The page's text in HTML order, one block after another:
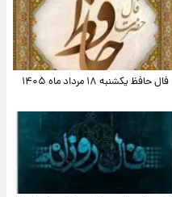
فال حافظ یکشنبه ۱۸ مرداد ماه ۱۴۰۵